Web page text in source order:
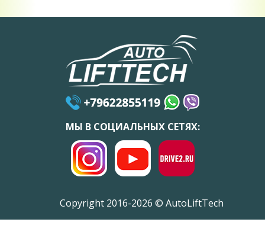
МЫ В СОЦИАЛЬНЫХ СЕТЯХ:
Copyright 2016-2026 © AutoLiftTech